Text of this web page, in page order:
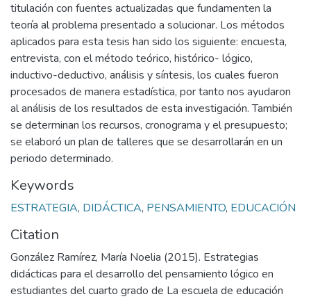
titulación con fuentes actualizadas que fundamenten la
teoría al problema presentado a solucionar. Los métodos
aplicados para esta tesis han sido los siguiente: encuesta,
entrevista, con el método teórico, histórico- lógico,
inductivo-deductivo, análisis y síntesis, los cuales fueron
procesados de manera estadística, por tanto nos ayudaron
al análisis de los resultados de esta investigación. También
se determinan los recursos, cronograma y el presupuesto;
se elaboró un plan de talleres que se desarrollarán en un
periodo determinado.
Keywords
ESTRATEGIA, DIDÁCTICA, PENSAMIENTO, EDUCACIÓN
Citation
González Ramírez, María Noelia (2015). Estrategias
didácticas para el desarrollo del pensamiento lógico en
estudiantes del cuarto grado de La escuela de educación